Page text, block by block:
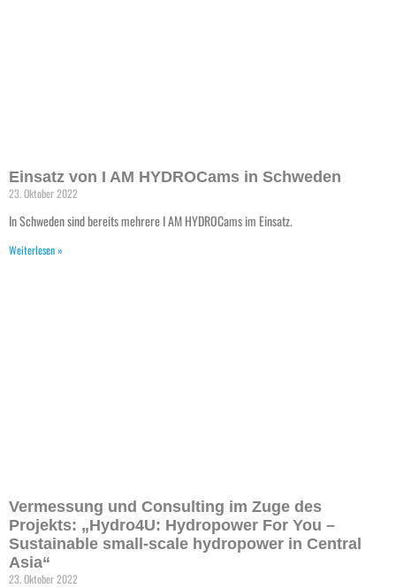
Einsatz von I AM HYDROCams in Schweden
23. Oktober 2022
In Schweden sind bereits mehrere I AM HYDROCams im Einsatz.
Weiterlesen »
Vermessung und Consulting im Zuge des
Projekts: „Hydro4U: Hydropower For You –
Sustainable small-scale hydropower in Central
Asia“
23. Oktober 2022